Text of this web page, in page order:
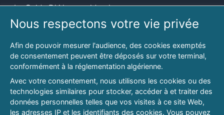
Le Guide D'Alger, guide-alger.com
NOS RÉSEAUX SOCIAUX
Notre page Facebook
Notre page LinkedIn
Notre page Instagram
Notre page Twitter
Nous respectons votre vie privée
Afin de pouvoir mesurer l'audience, des cookies exemptés
de consentement peuvent être déposés sur votre terminal,
conformément à la réglementation algérienne.
Avec votre consentement, nous utilisons les cookies ou des
technologies similaires pour stocker, accéder à et traiter des
données personnelles telles que vos visites à ce site Web,
les adresses IP et les identifiants des cookies. Vous pouvez